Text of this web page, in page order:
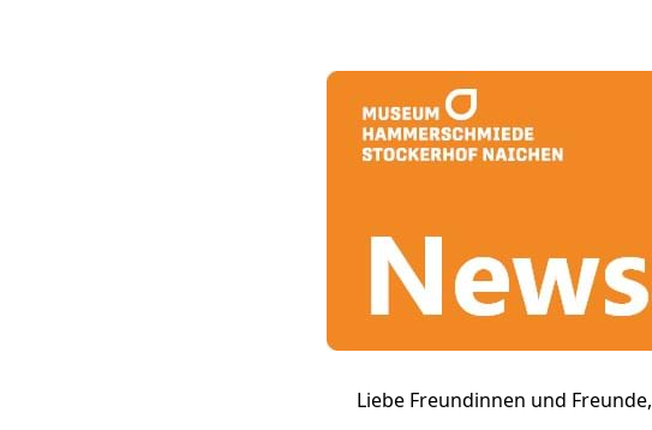
Liebe Freundinnen und Freunde,